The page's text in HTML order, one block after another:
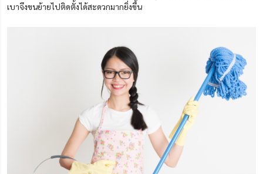
เบาจึงขนย้ายไปติดตั้งได้สะดวกมากยิ่งขึ้น